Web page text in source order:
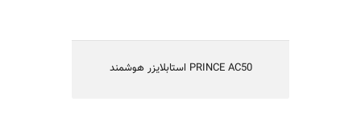
استابلایزر هوشمند PRINCE AC50